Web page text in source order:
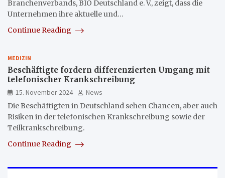
Branchenverbands, BIO Deutschland e. V., zeigt, dass die
Unternehmen ihre aktuelle und…
Continue Reading
MEDIZIN
Beschäftigte fordern differenzierten Umgang mit
telefonischer Krankschreibung
15. November 2024
News
Die Beschäftigten in Deutschland sehen Chancen, aber auch
Risiken in der telefonischen Krankschreibung sowie der
Teilkrankschreibung.
Continue Reading